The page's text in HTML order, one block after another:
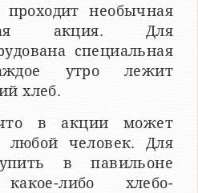
необычная
акция. Для
специальная
утро лежит
хлеб.
что в акции может
любой человек. Для
в павильоне
либо хлебо-